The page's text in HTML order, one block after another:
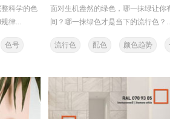
科学的色
律...
色号
面对生机盎然的绿色，哪一抹绿让你
间？哪一抹绿色才是当下的流行色？
流行色 配色 颜色趋势